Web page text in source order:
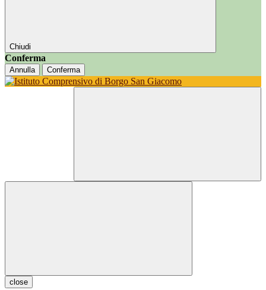
Chiudi
Conferma
Annulla Conferma
close